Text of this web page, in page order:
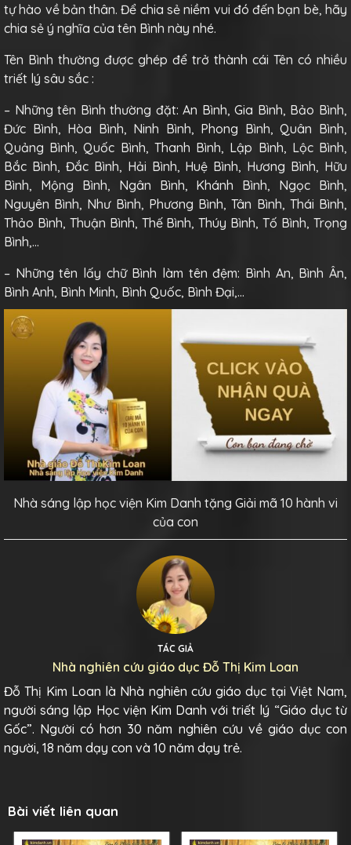
tự hào về bản thân. Để chia sẻ niềm vui đó đến bạn bè, hãy
chia sẻ ý nghĩa của tên Bình này nhé.
Tên Bình thường được ghép để trở thành cái Tên có nhiều
triết lý sâu sắc :
– Những tên Bình thường đặt: An Bình, Gia Bình, Bảo Bình,
Đức Bình, Hòa Bình, Ninh Bình, Phong Bình, Quân Bình,
Quảng Bình, Quốc Bình, Thanh Bình, Lập Bình, Lộc Bình,
Bắc Bình, Đắc Bình, Hải Bình, Huệ Bình, Hương Bình, Hữu
Bình, Mộng Bình, Ngân Bình, Khánh Bình, Ngọc Bình,
Nguyên Bình, Như Bình, Phương Bình, Tân Bình, Thái Bình,
Thảo Bình, Thuận Bình, Thế Bình, Thúy Bình, Tố Bình, Trọng
Bình,…
– Những tên lấy chữ Bình làm tên đệm: Bình An, Bình Ân,
Bình Anh, Bình Minh, Bình Quốc, Bình Đại,…
Nhà sáng lập học viện Kim Danh tặng Giải mã 10 hành vi
của con
TÁC GIẢ
Nhà nghiên cứu giáo dục Đỗ Thị Kim Loan
Đỗ Thị Kim Loan là Nhà nghiên cứu giáo dục tại Việt Nam,
người sáng lập Học viện Kim Danh với triết lý “Giáo dục từ
Gốc”. Người có hơn 30 năm nghiên cứu về giáo dục con
người, 18 năm dạy con và 10 năm dạy trẻ.
Bài viết liên quan